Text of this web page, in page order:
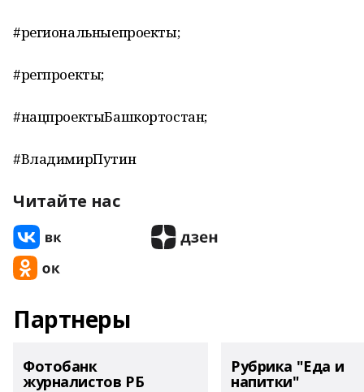
#региональныепроекты;
#регпроекты;
#нацпроектыБашкортостан;
#ВладимирПутин
Читайте нас
Партнеры
Фотобанк
журналистов РБ
Рубрика "Еда и
напитки"